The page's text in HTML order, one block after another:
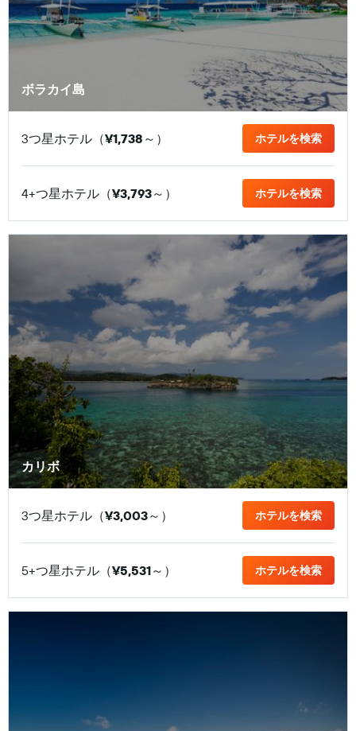
ボラカイ島
3つ星ホテル（¥1,738 ​～） ホテルを検索
4+つ星ホテル（¥3,793​～） ホテルを検索
カリボ
3つ星ホテル（¥3,003​～） ホテルを検索
5+つ星ホテル（¥5,531​～） ホテルを検索